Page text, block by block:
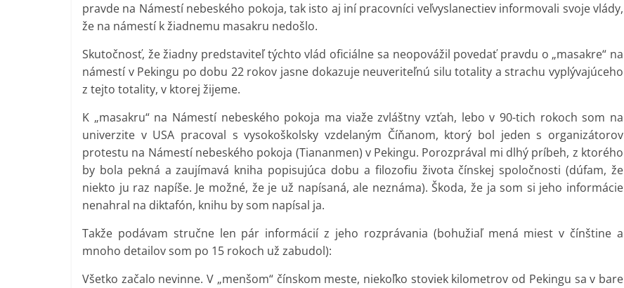
pravde na Námestí nebeského pokoja, tak isto aj iní pracovníci veľvyslanectiev informovali svoje vlády,
že na námestí k žiadnemu masakru nedošlo.
Skutočnosť, že žiadny predstaviteľ týchto vlád oficiálne sa neopovážil povedať pravdu o „masakre“ na
námestí v Pekingu po dobu 22 rokov jasne dokazuje neuveriteľnú silu totality a strachu vyplývajúceho
z tejto totality, v ktorej žijeme.
K „masakru“ na Námestí nebeského pokoja ma viaže zvláštny vzťah, lebo v 90-tich rokoch som na
univerzite v USA pracoval s vysokoškolsky vzdelaným Číňanom, ktorý bol jeden s organizátorov
protestu na Námestí nebeského pokoja (Tiananmen) v Pekingu. Porozprával mi dlhý príbeh, z ktorého
by bola pekná a zaujímavá kniha popisujúca dobu a filozofiu života čínskej spoločnosti (dúfam, že
niekto ju raz napíše. Je možné, že je už napísaná, ale neznáma). Škoda, že ja som si jeho informácie
nenahral na diktafón, knihu by som napísal ja.
Takže podávam stručne len pár informácií z jeho rozprávania (bohužiaľ mená miest v čínštine a
mnoho detailov som po 15 rokoch už zabudol):
Všetko začalo nevinne. V „menšom“ čínskom meste, niekoľko stoviek kilometrov od Pekingu sa v bare